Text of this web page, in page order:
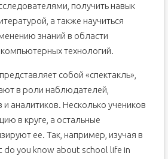
получить навык
а также научиться
знаний в области
технологий.
собой «спектакль»,
в роли наблюдателей,
и аналитиков. Несколько учеников
в круге, а остальные
ее. Так, например, изучая в
do you know about school life in